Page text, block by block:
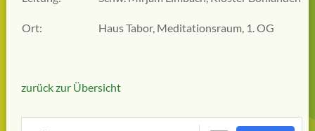
Ort: Haus Tabor, Meditationsraum, 1. OG
zurück zur Übersicht